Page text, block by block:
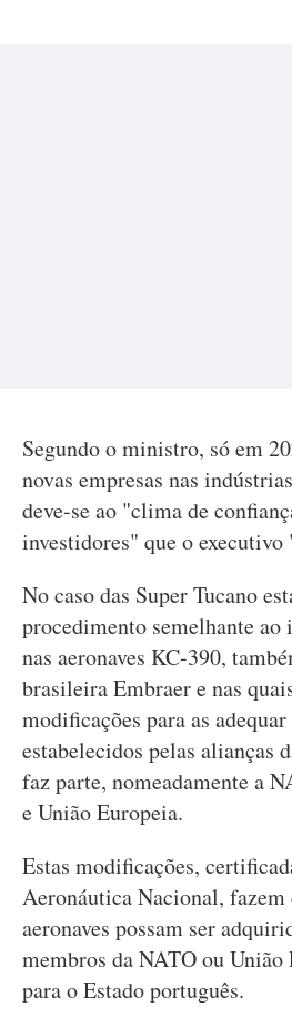
Segundo o ministro, só em
novas empresas nas
deve-se ao "clima de
investidores" que o
No caso das Super Tucano
procedimento semelhante
nas aeronaves KC-390,
brasileira Embraer e nas
modificações para as
estabelecidos pelas alianças
faz parte, nomeadamente a
e União Europeia.
Estas modificações,
Aeronáutica Nacional, fazem
aeronaves possam ser
membros da NATO ou
para o Estado português.